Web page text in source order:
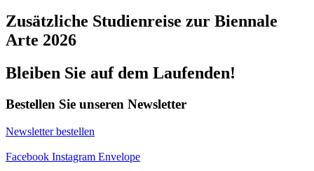
Zusätzliche Studienreise zur Biennale
Arte 2026
Bleiben Sie auf dem Laufenden!
Bestellen Sie unseren Newsletter
Newsletter bestellen
Facebook Instagram Envelope